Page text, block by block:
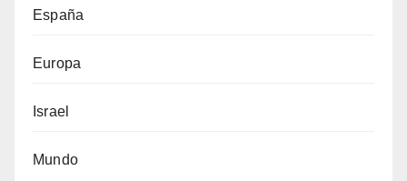
España
Europa
Israel
Mundo